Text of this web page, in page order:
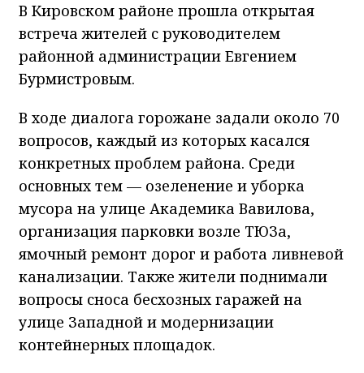
В Кировском районе прошла открытая
встреча жителей с руководителем
районной администрации Евгением
Бурмистровым.
В ходе диалога горожане задали около 70
вопросов, каждый из которых касался
конкретных проблем района. Среди
основных тем — озеленение и уборка
мусора на улице Академика Вавилова,
организация парковки возле ТЮЗа,
ямочный ремонт дорог и работа ливневой
канализации. Также жители поднимали
вопросы сноса бесхозных гаражей на
улице Западной и модернизации
контейнерных площадок.